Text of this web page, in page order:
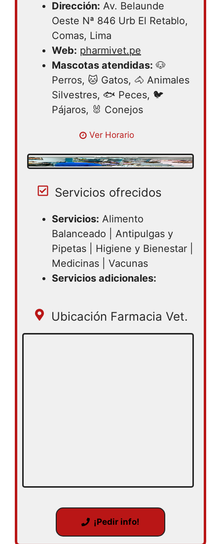
Dirección: Av. Belaunde
Oeste Nª 846 Urb El Retablo,
Comas, Lima
Web: pharmivet.pe
Mascotas atendidas: 🐶
Perros, 🐱 Gatos, 🐴 Animales
Silvestres, 🐟 Peces, 🐦
Pájaros, 🐰 Conejos
Lunes 09:00 – 18:00 | Martes 09:00 –
09:00 – 18:00 | Viernes 09:00 – 18:00 |
Sábado 09:00 – 18:00 | Domingo cerrado
Ver Horario
Servicios ofrecidos
Servicios: Alimento
Balanceado | Antipulgas y
Pipetas | Higiene y Bienestar |
Medicinas | Vacunas
Servicios adicionales:
Ubicación Farmacia Vet.
¡Pedir info!